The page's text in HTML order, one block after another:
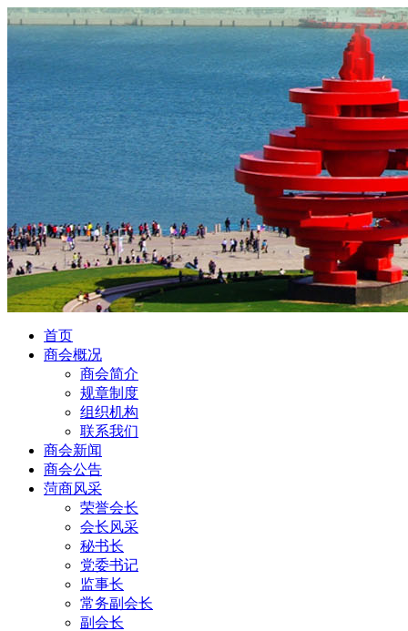
首页
商会概况
商会简介
规章制度
组织机构
联系我们
商会新闻
商会公告
菏商风采
荣誉会长
会长风采
秘书长
党委书记
监事长
常务副会长
副会长